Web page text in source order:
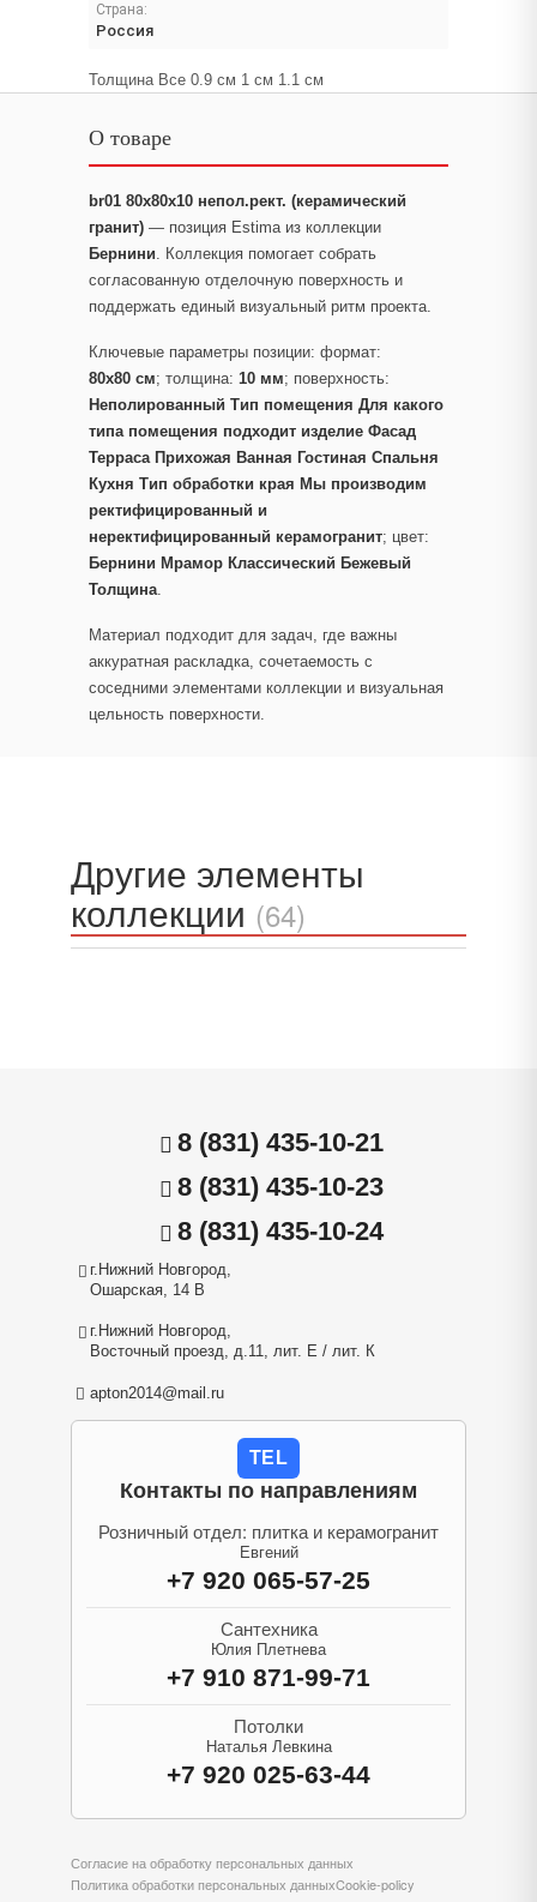
Страна:
Россия
Толщина Все 0.9 см 1 см 1.1 см
О товаре
br01 80x80x10 непол.рект. (керамический
гранит) — позиция Estima из коллекции
Бернини. Коллекция помогает собрать
согласованную отделочную поверхность и
поддержать единый визуальный ритм проекта.
Ключевые параметры позиции: формат:
80x80 см; толщина: 10 мм; поверхность:
Неполированный Тип помещения Для какого
типа помещения подходит изделие Фасад
Терраса Прихожая Ванная Гостиная Спальня
Кухня Тип обработки края Мы производим
ректифицированный и
неректифицированный керамогранит; цвет:
Бернини Мрамор Классический Бежевый
Толщина.
Материал подходит для задач, где важны
аккуратная раскладка, сочетаемость с
соседними элементами коллекции и визуальная
цельность поверхности.
Другие элементы
коллекции (64)
8 (831) 435-10-21
8 (831) 435-10-23
8 (831) 435-10-24
г.Нижний Новгород,
Ошарская, 14 В
г.Нижний Новгород,
Восточный проезд, д.11, лит. Е / лит. К
apton2014@mail.ru
TEL
Контакты по направлениям
Розничный отдел: плитка и керамогранит
Евгений
+7 920 065-57-25
Сантехника
Юлия Плетнева
+7 910 871-99-71
Потолки
Наталья Левкина
+7 920 025-63-44
Согласие на обработку персональных данных
Политика обработки персональных данныхCookie-policy